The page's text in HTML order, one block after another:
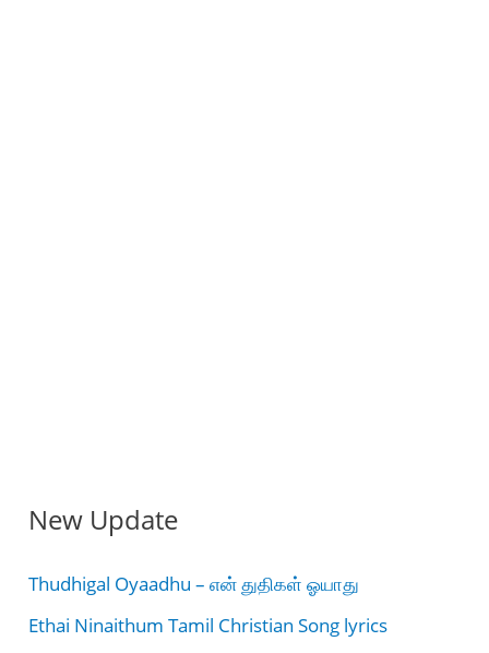
New Update
Thudhigal Oyaadhu – என் துதிகள் ஓயாது
Ethai Ninaithum Tamil Christian Song lyrics